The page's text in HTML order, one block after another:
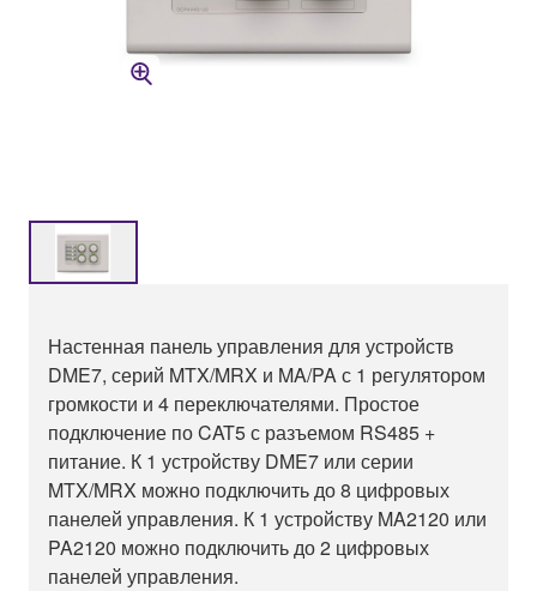
Настенная панель управления для устройств
DME7, серий MTX/MRX и MA/PA с 1 регулятором
громкости и 4 переключателями. Простое
подключение по CAT5 с разъемом RS485 +
питание. К 1 устройству DME7 или серии
MTX/MRX можно подключить до 8 цифровых
панелей управления. К 1 устройству MA2120 или
PA2120 можно подключить до 2 цифровых
панелей управления.